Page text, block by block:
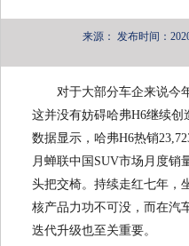
来源： 发布时间：
对于大部分车企来说今
这并没有妨碍哈弗H6继续创
数据显示，哈弗H6热销
月蝉联中国SUV市场月度销
头把交椅。持续走红七年，
核产品力功不可没，而在汽
迭代升级也至关重要。